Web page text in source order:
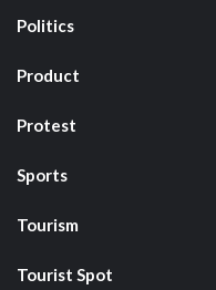
Politics
Product
Protest
Sports
Tourism
Tourist Spot